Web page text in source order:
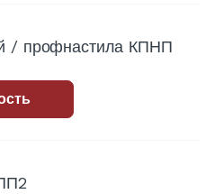
/ профнастила КПНП